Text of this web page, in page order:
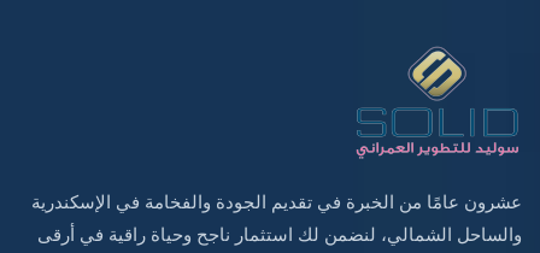
عشرون عامًا من الخبرة في تقديم الجودة والفخامة في الإسكندرية
والساحل الشمالي، لنضمن لك استثمار ناجح وحياة راقية في أرقى